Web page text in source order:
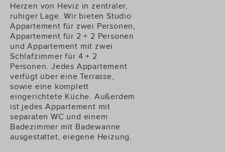
Herzen von Heviz in zentraler,
ruhiger Lage. Wir bieten Studio
Appartement für zwei Personen,
Appartement für 2 + 2 Personen
und Appartement mit zwei
Schlafzimmer für 4 + 2
Personen. Jedes Appartement
verfügt über eine Terrasse,
sowie eine komplett
eingerichtete Küche. Außerdem
ist jedes Appartement mit
separaten WC und einem
Badezimmer mit Badewanne
ausgestattet, eiegene Heizung.